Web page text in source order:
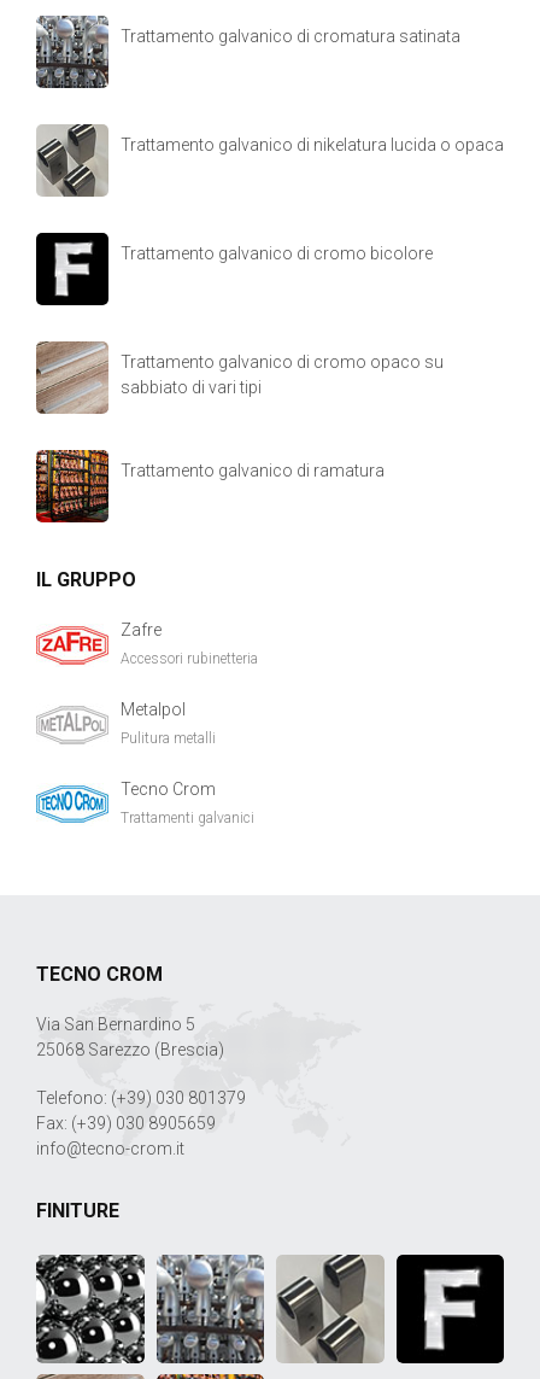
Trattamento galvanico di cromatura satinata
Trattamento galvanico di nikelatura lucida o opaca
Trattamento galvanico di cromo bicolore
Trattamento galvanico di cromo opaco su
sabbiato di vari tipi
Trattamento galvanico di ramatura
IL GRUPPO
Zafre
Accessori rubinetteria
Metalpol
Pulitura metalli
Tecno Crom
Trattamenti galvanici
TECNO CROM
Via San Bernardino 5
25068 Sarezzo (Brescia)
Telefono: (+39) 030 801379
Fax: (+39) 030 8905659
info@tecno-crom.it
FINITURE